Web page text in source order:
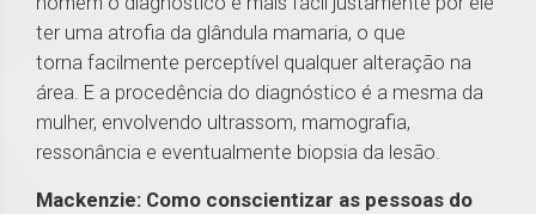
ter uma atrofia da glândula mamaria, o que
torna facilmente perceptível qualquer alteração na
área. E a procedência do diagnóstico é a mesma da
mulher, envolvendo ultrassom, mamografia,
ressonância e eventualmente biopsia da lesão.
Mackenzie: Como conscientizar as pessoas do